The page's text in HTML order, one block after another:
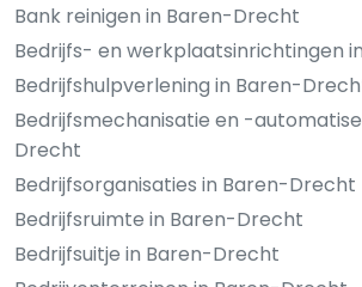
Bank reinigen in Baren-Drecht
Bedrijfs- en werkplaatsinrichtingen
Bedrijfshulpverlening in Baren-
Bedrijfsmechanisatie en -
Drecht
Bedrijfsorganisaties in Baren-Drecht
Bedrijfsruimte in Baren-Drecht
Bedrijfsuitje in Baren-Drecht